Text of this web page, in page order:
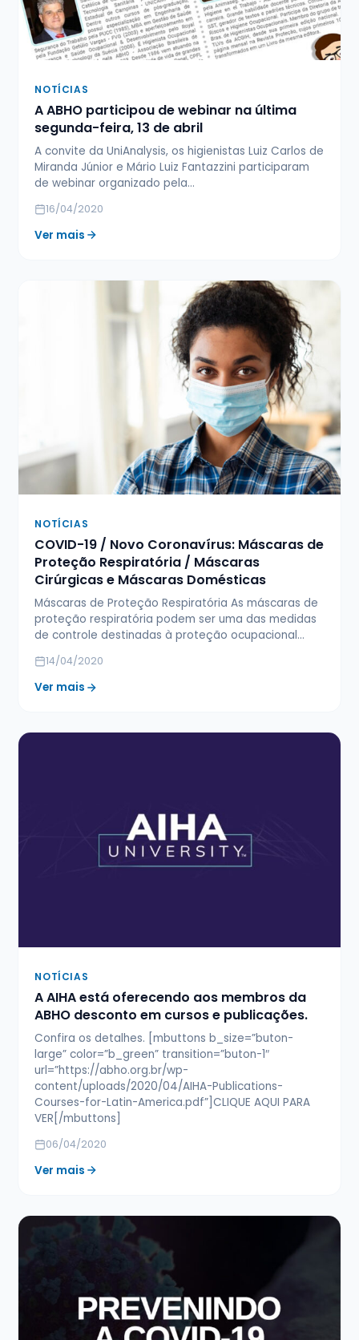
NOTÍCIAS
A ABHO participou de webinar na última
segunda-feira, 13 de abril
A convite da UniAnalysis, os higienistas Luiz Carlos de
Miranda Júnior e Mário Luiz Fantazzini participaram
de webinar organizado pela…
16/04/2020
Ver mais
NOTÍCIAS
COVID-19 / Novo Coronavírus: Máscaras de
Proteção Respiratória / Máscaras
Cirúrgicas e Máscaras Domésticas
Máscaras de Proteção Respiratória As máscaras de
proteção respiratória podem ser uma das medidas
de controle destinadas à proteção ocupacional…
14/04/2020
Ver mais
NOTÍCIAS
A AIHA está oferecendo aos membros da
ABHO desconto em cursos e publicações.
Confira os detalhes. [mbuttons b_size=”buton-
large” color=”b_green” transition=”buton-1″
url=”https://abho.org.br/wp-
content/uploads/2020/04/AIHA-Publications-
Courses-for-Latin-America.pdf”]CLIQUE AQUI PARA
VER[/mbuttons]
06/04/2020
Ver mais